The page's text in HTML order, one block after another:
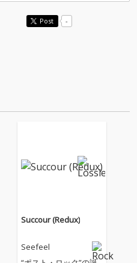
Post -
Succour (Redux)
Seefeel